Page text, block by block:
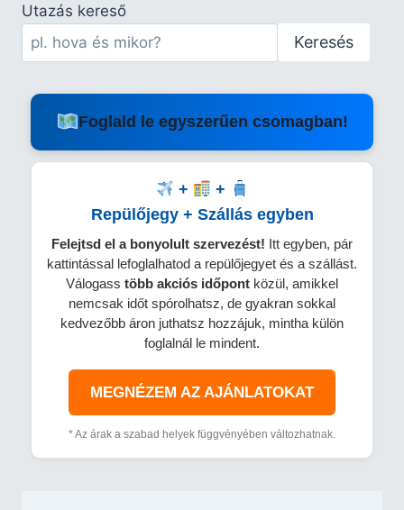
Utazás kereső
Keresés
Foglald le egyszerűen csomagban!
+
+
Repülőjegy + Szállás egyben
Felejtsd el a bonyolult szervezést! Itt egyben, pár
kattintással lefoglalhatod a repülőjegyet és a szállást.
Válogass több akciós időpont közül, amikkel
nemcsak időt spórolhatsz, de gyakran sokkal
kedvezőbb áron juthatsz hozzájuk, mintha külön
foglalnál le mindent.
MEGNÉZEM AZ AJÁNLATOKAT
* Az árak a szabad helyek függvényében változhatnak.